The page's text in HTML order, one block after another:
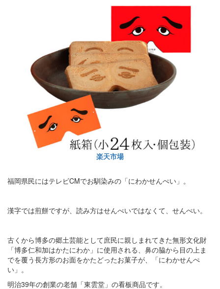
楽天市場
福岡県民にはテレビCMでお馴染みの「にわかせんぺい」。
漢字では煎餅ですが、読み方はせんべいではなくて、せんぺい。
古くから博多の郷土芸能として庶民に親しまれてきた無形文化財
「博多仁和加はかたにわか」に使用される、鼻の脇から目の上ま
でを覆う長方形のお面をかたどったお菓子が、「にわかせんぺ
い」。
明治39年の創業の老舗「東雲堂」の看板商品です。